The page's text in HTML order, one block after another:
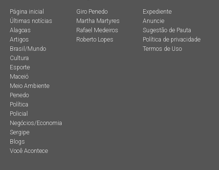
Página inicial
Últimas notícias
Alagoas
Artigos
Brasil/Mundo
Cultura
Esporte
Maceió
Meio Ambiente
Penedo
Política
Policial
Negócios/Economia
Sergipe
Blogs
Você Acontece
Giro Penedo
Martha Martyres
Rafael Medeiros
Roberto Lopes
Expediente
Anuncie
Sugestão de Pauta
Política de privacidade
Termos de Uso